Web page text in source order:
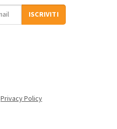
ISCRIVITI
Privacy Policy